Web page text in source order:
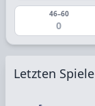
46–60
0
Letzten Spiele